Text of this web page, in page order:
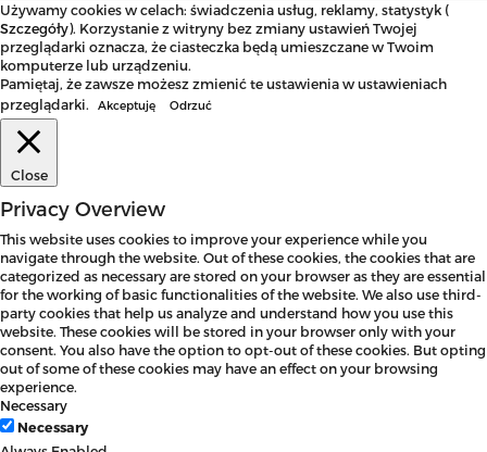
Używamy cookies w celach: świadczenia usług, reklamy, statystyk (
Szczegóły). Korzystanie z witryny bez zmiany ustawień Twojej
przeglądarki oznacza, że ciasteczka będą umieszczane w Twoim
komputerze lub urządzeniu.
Pamiętaj, że zawsze możesz zmienić te ustawienia w ustawieniach
przeglądarki.
Akceptuję Odrzuć
Close
Privacy Overview
This website uses cookies to improve your experience while you
navigate through the website. Out of these cookies, the cookies that are
categorized as necessary are stored on your browser as they are essential
for the working of basic functionalities of the website. We also use third-
party cookies that help us analyze and understand how you use this
website. These cookies will be stored in your browser only with your
consent. You also have the option to opt-out of these cookies. But opting
out of some of these cookies may have an effect on your browsing
experience.
Necessary
Necessary